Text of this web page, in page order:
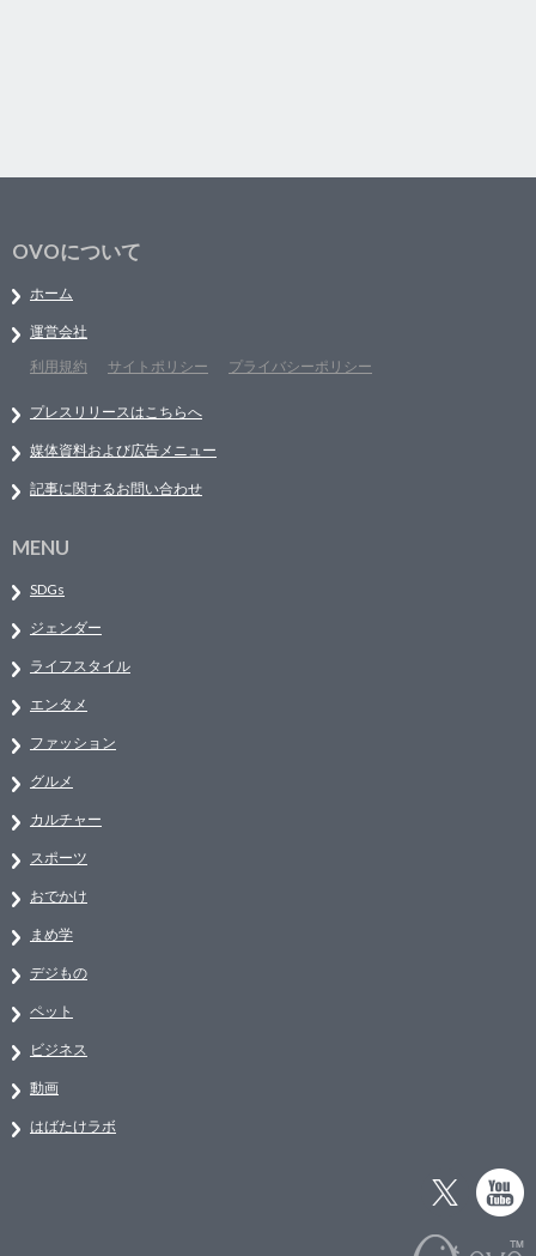
OVOについて
ホーム
運営会社
利用規約
サイトポリシー プライバシーポリシー
プレスリリースはこちらへ
媒体資料および広告メニュー
記事に関するお問い合わせ
MENU
SDGs
ジェンダー
ライフスタイル
エンタメ
ファッション
グルメ
カルチャー
スポーツ
おでかけ
まめ学
デジもの
ペット
ビジネス
動画
はばたけラボ